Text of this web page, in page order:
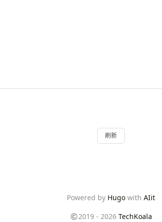
刷新
Powered by Hugo with AIit
2019 - 2026 TechKoala